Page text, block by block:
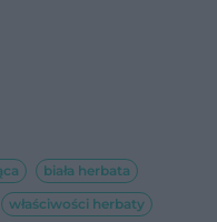
biała herbata
właściwości herbaty